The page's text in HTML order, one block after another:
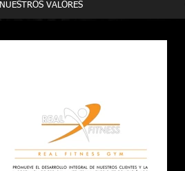
NUESTROS VALORES